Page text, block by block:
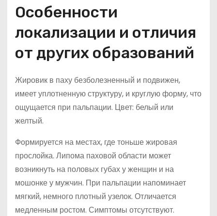
Особенности
локализации и отличия
от других образований
Жировик в паху безболезненный и подвижен,
имеет уплотненную структуру, и круглую форму, что
ощущается при пальпации. Цвет: белый или
желтый.
Формируется на местах, где тоньше жировая
прослойка. Липома паховой области может
возникнуть на половых губах у женщин и на
мошонке у мужчин. При пальпации напоминает
мягкий, немного плотный узелок. Отличается
медленным ростом. Симптомы отсутствуют.